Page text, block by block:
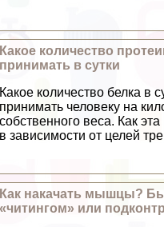
Какое количество
принимать в сутки
Какое количество белка в
принимать человеку на
собственного веса. Как
в зависимости от целей
Как накачать мышцы?
«читингом» или